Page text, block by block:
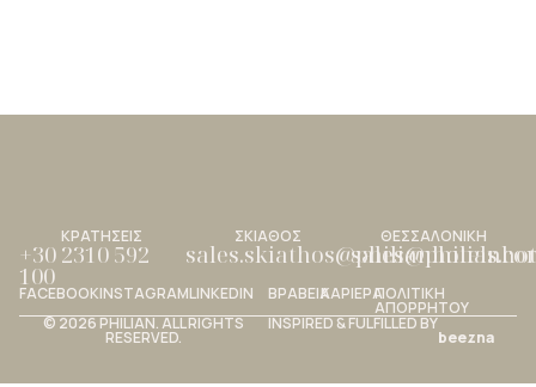
ΣΚΙΑΘΟΣ
ΚΡΑΤΗΣΕΙΣ
+30 2310 592
100
ΘΕΣΣΑΛΟΝΙΚΗ
FACEBOOKINSTAGRAMLINKEDIN ΒΡΑΒΕΙΑΚΑΡΙΕΡΑΠΟΛΙΤΙΚΗ
ΑΠΟΡΡΗΤΟΥ
© 2026 PHILIAN. ALL RIGHTS
RESERVED.
INSPIRED & FULFILLED BY
beezna